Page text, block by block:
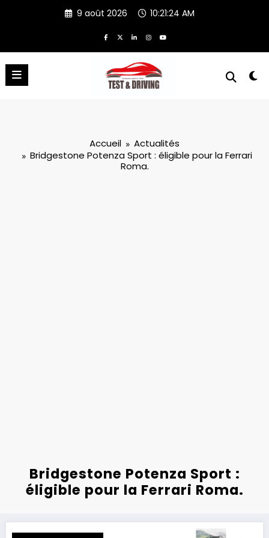
9 août 2026 10:21:24 AM
Accueil
Actualités
Bridgestone Potenza Sport : éligible pour la Ferrari
Roma.
Bridgestone Potenza Sport :
éligible pour la Ferrari Roma.